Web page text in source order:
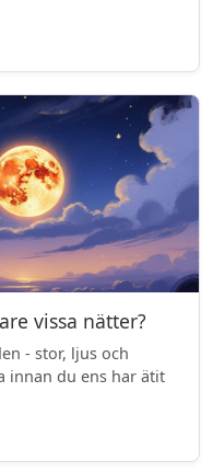
vissa nätter?
- stor, ljus och
innan du ens har ätit